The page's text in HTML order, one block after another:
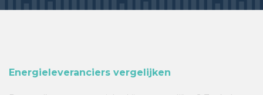
Energieleveranciers vergelijken